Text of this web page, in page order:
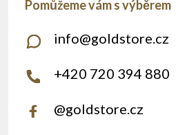
info@goldstore.cz
+420 720 394 880
@goldstore.cz